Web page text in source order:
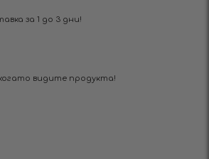
за 1 до 3 дни!
видите продукта!